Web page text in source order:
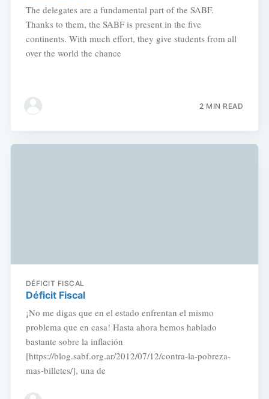
The delegates are a fundamental part of the SABF.
Thanks to them, the SABF is present in the five
continents. With much effort, they give students from all
over the world the chance
2 MIN READ
DÉFICIT FISCAL
Déficit Fiscal
¡No me digas que en el estado enfrentan el mismo
problema que en casa! Hasta ahora hemos hablado
bastante sobre la inflación
[https://blog.sabf.org.ar/2012/07/12/contra-la-pobreza-
mas-billetes/], una de